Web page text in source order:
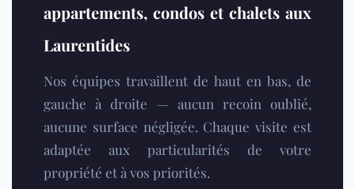
appartements, condos et chalets aux
Laurentides
Nos équipes travaillent de haut en bas, de
gauche à droite — aucun recoin oublié,
aucune surface négligée. Chaque visite est
adaptée aux particularités de votre
propriété et à vos priorités.